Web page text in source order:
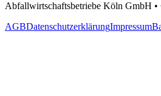
Abfallwirtschaftsbetriebe Köln GmbH
AGBDatenschutzerklärungImpressum